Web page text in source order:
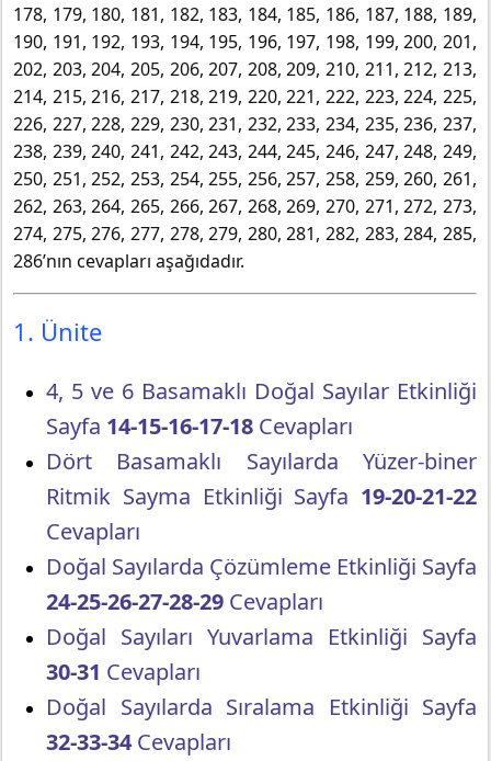
178, 179, 180, 181, 182, 183, 184, 185, 186, 187, 188, 189,
190, 191, 192, 193, 194, 195, 196, 197, 198, 199, 200, 201,
202, 203, 204, 205, 206, 207, 208, 209, 210, 211, 212, 213,
214, 215, 216, 217, 218, 219, 220, 221, 222, 223, 224, 225,
226, 227, 228, 229, 230, 231, 232, 233, 234, 235, 236, 237,
238, 239, 240, 241, 242, 243, 244, 245, 246, 247, 248, 249,
250, 251, 252, 253, 254, 255, 256, 257, 258, 259, 260, 261,
262, 263, 264, 265, 266, 267, 268, 269, 270, 271, 272, 273,
274, 275, 276, 277, 278, 279, 280, 281, 282, 283, 284, 285,
286’nın cevapları aşağıdadır.
1. Ünite
4, 5 ve 6 Basamaklı Doğal Sayılar Etkinliği
Sayfa 14-15-16-17-18 Cevapları
Dört Basamaklı Sayılarda Yüzer-biner
Ritmik Sayma Etkinliği Sayfa 19-20-21-22
Cevapları
Doğal Sayılarda Çözümleme Etkinliği Sayfa
24-25-26-27-28-29 Cevapları
Doğal Sayıları Yuvarlama Etkinliği Sayfa
30-31 Cevapları
Doğal Sayılarda Sıralama Etkinliği Sayfa
32-33-34 Cevapları